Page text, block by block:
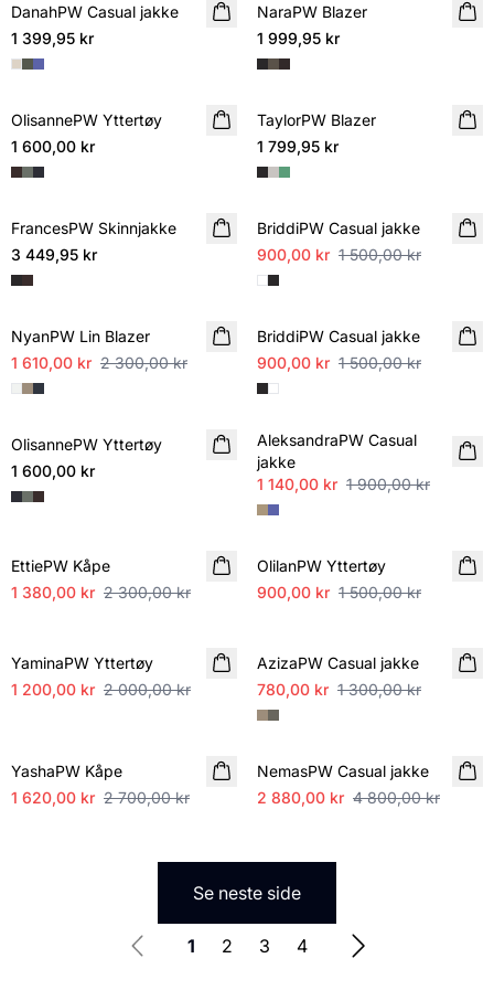
NYHET
DanahPW Casual jakke
1 399,95 kr
NaraPW Blazer
1 999,95 kr
NYHET
OlisannePW Yttertøy
1 600,00 kr
TaylorPW Blazer
1 799,95 kr
FrancesPW Skinnjakke
3 449,95 kr
SALE
BriddiPW Casual jakke
900,00 kr 1 500,00 kr
SALE
NyanPW Lin Blazer
1 610,00 kr 2 300,00 kr
SALE
BriddiPW Casual jakke
900,00 kr 1 500,00 kr
NYHET
OlisannePW Yttertøy
1 600,00 kr
SALE
AleksandraPW Casual
jakke
1 140,00 kr 1 900,00 kr
EttiePW Kåpe
1 380,00 kr 2 300,00 kr
SALE
OlilanPW Yttertøy
900,00 kr 1 500,00 kr
YaminaPW Yttertøy
1 200,00 kr 2 000,00 kr
AzizaPW Casual jakke
780,00 kr 1 300,00 kr
YashaPW Kåpe
1 620,00 kr 2 700,00 kr
SALE
NemasPW Casual jakke
2 880,00 kr 4 800,00 kr
Se neste side
1 2 3 4